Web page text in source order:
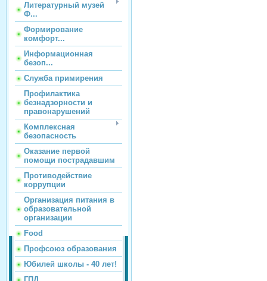
Литературный музей
Ф...
Формирование
комфорт...
Информационная
безоп...
Служба примирения
Профилактика
безнадзорности и
правонарушений
Комплексная
безопасность
Оказание первой
помощи пострадавшим
Противодействие
коррупции
Организация питания в
образовательной
организации
Food
Профсоюз образования
Юбилей школы - 40 лет!